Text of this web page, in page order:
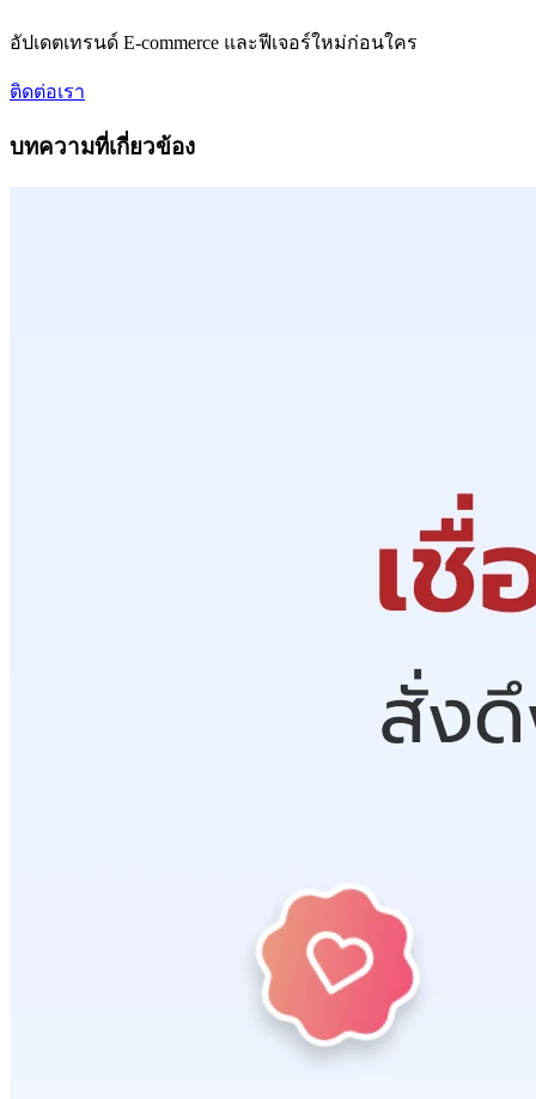
อัปเดตเทรนด์ E-commerce และฟีเจอร์ใหม่ก่อนใคร
ติดต่อเรา
บทความที่เกี่ยวข้อง